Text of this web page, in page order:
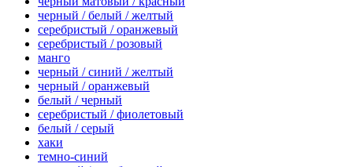
черный / белый / желтый
серебристый / оранжевый
серебристый / розовый
манго
черный / синий / желтый
черный / оранжевый
белый / черный
серебристый / фиолетовый
белый / серый
хаки
темно-синий